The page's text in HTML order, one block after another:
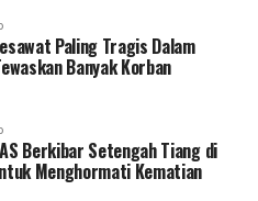
Paling Tragis Dalam
Banyak Korban
Berkibar Setengah Tiang di
Menghormati Kematian